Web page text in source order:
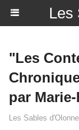
Les
"Les
par
Les Sables